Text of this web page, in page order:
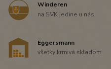
Winderen
na SVK jedine u nás
Eggersmann
všetky krmivá skladom